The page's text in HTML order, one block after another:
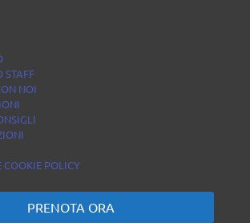
STAFF
NOI
COOKIE POLICY
PRENOTA ORA